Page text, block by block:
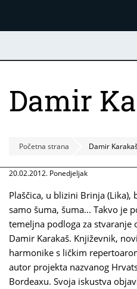
Damir
Početna strana Damir
20.02.2012. Ponedjeljak
Plaščica, u blizini Brinja (Lika),
samo šuma, šuma... Takvo je
temeljna podloga za stvaranje
Damir Karakaš. Književnik,
harmonike s ličkim
autor projekta nazvanog
Bordeaxu. Svoja iskustva